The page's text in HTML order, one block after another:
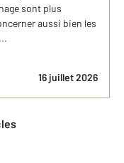
sont plus
aussi bien les
16 juillet 2026